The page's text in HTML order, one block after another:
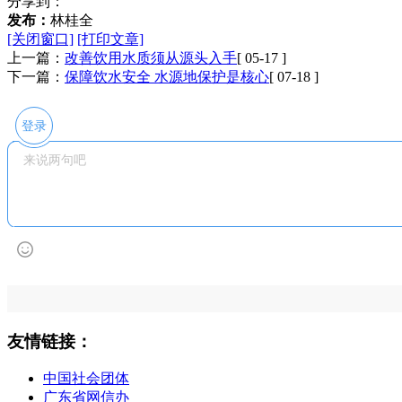
发布： 林桂全
[关闭窗口] [打印文章]
上一篇： 改善饮用水质须从源头入手[ 05-17 ]
下一篇： 保障饮水安全 水源地保护是核心[ 07-18 ]
登录
友情链接：
中国社会团体
广东省网信办